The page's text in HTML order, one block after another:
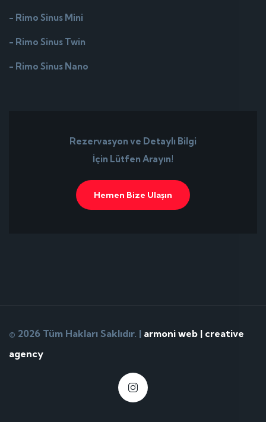
- Rimo Sinus Mini
- Rimo Sinus Twin
- Rimo Sinus Nano
Rezervasyon ve Detaylı Bilgi
İçin Lütfen Arayın!
Hemen Bize Ulaşın
© 2026 Tüm Hakları Saklıdır. | armoni web | creative
agency